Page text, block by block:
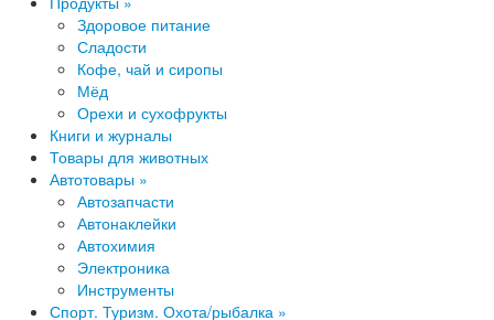
Здоровое питание
Сладости
Кофе, чай и сиропы
Мёд
Орехи и сухофрукты
Книги и журналы
Товары для животных
Автотовары »
Автозапчасти
Автонаклейки
Автохимия
Электроника
Инструменты
Спорт. Туризм. Охота/рыбалка »